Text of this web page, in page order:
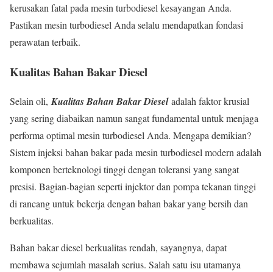
kerusakan fatal pada mesin turbodiesel kesayangan Anda.
Pastikan mesin turbodiesel Anda selalu mendapatkan fondasi
perawatan terbaik.
Kualitas Bahan Bakar Diesel
Selain oli,Kualitas Bahan Bakar Dieseladalah faktor krusial
yang sering diabaikan namun sangat fundamental untuk menjaga
performa optimal mesin turbodiesel Anda. Mengapa demikian?
Sistem injeksi bahan bakar pada mesin turbodiesel modern adalah
komponen berteknologi tinggi dengan toleransi yang sangat
presisi. Bagian-bagian seperti injektor dan pompa tekanan tinggi
di rancang untuk bekerja dengan bahan bakar yang bersih dan
berkualitas.
Bahan bakar diesel berkualitas rendah, sayangnya, dapat
membawa sejumlah masalah serius. Salah satu isu utamanya